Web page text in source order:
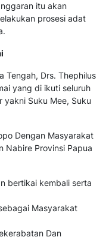
itu akan
prosesi adat
Tengah, Drs. Thephilus
yang di ikuti seluruh
yakni Suku Mee, Suku
Dengan Masyarakat
Nabire Provinsi Papua
bertikai kembali serta
Masyarakat
Dan